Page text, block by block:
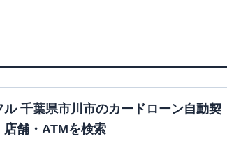
〇 〇 千葉県市川市八幡2-5-3
ル 千葉県市川市のカードローン自動契
店舗・ATMを検索